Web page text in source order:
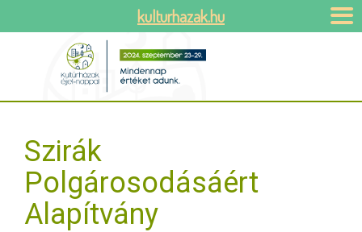
Szirák
Polgárosodásáért
Alapítvány
kulturhazak.hu